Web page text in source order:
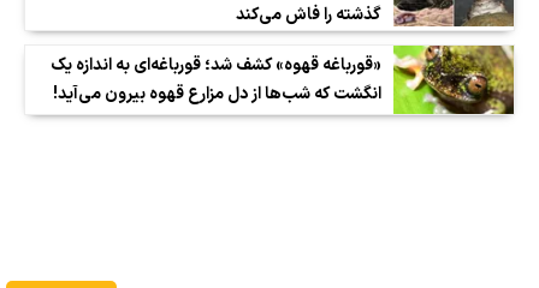
گذشته را فاش می‌کند
«قورباغه قهوه» کشف شد؛ قورباغه‌ای به اندازه یک
انگشت که شب‌ها از دل مزارع قهوه بیرون می‌آید!